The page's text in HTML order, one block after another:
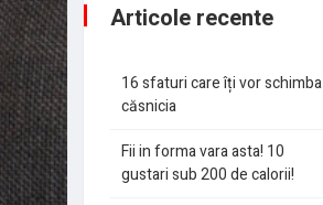
Articole recente
16 sfaturi care îți vor schimba
căsnicia
Fii in forma vara asta! 10
gustari sub 200 de calorii!